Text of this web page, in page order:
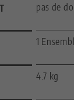
pas de
1
4.7 kg